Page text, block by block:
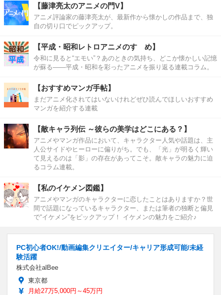
【藤津亮太のアニメの門V】
アニメ評論家の藤津亮太が、最新作から懐かしの作品まで、独
自の切り口でピックアップ。
【平成・昭和レトロアニメのすゝめ】
令和に見ると“エモい”？あのときの気持ち、どこか懐かしい記憶
が蘇る――平成・昭和を彩ったアニメを振り返る連載コラム。
【おすすめマンガ手帖】
まだアニメ化されてはいないけれどぜひ読んでほしいおすすめ
マンガを紹介する連載
【敵キャラ列伝 ～彼らの美学はどこにある？】
アニメやマンガ作品において、キャラクター人気や話題は、主
人公サイドやヒーローに偏りがち。でも、「光」が明るく輝い
て見えるのは「影」の存在があってこそ。敵キャラの魅力に迫
るコラム連載。
【私のイケメン図鑑】
アニメやマンガのキャラクターに恋したことはありますか？世
間で話題になっているキャラクター、または筆者の独断と偏見
で“イケメン”をピックアップ！ イケメンの魅力をご紹介♪
PC初心者OK!/動画編集クリエイター/キャリア形成可能/未経
験活躍
株式会社alBee
東京都
月給27万5,000円～45万円